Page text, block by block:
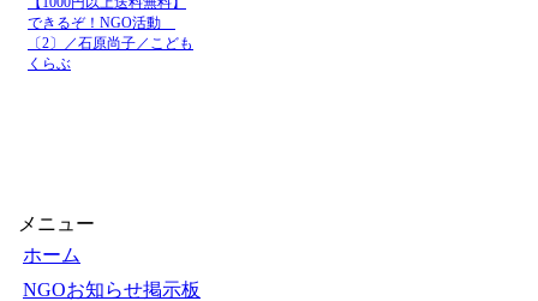
できるぞ！NGO活動
〔2〕／石原尚子／こども
くらぶ
メニュー
ホーム
NGOお知らせ掲示板